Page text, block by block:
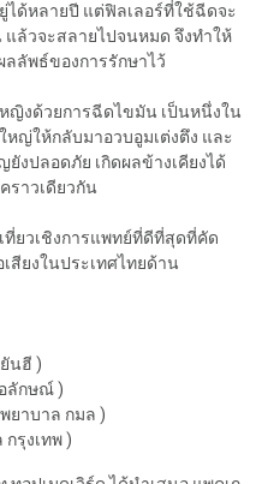
ด้หลายปี แต่ฟิลเลอร์ที่ใช้ฉีดจะ
แล้วจะสลายไปจนหมด จึงทำให้
ลลัพธ์ของการรักษาไว้
ญิงด้วยการฉีดไขมัน เป็นหนึ่งใน
ญ่ให้กลับมาอวบอูมเต่งตึง และ
งปลอดภัย เกิดผลข้างเคียงได้
ราวเดียวกัน
ที่ยวเชิงการแพทย์ที่ดีที่สุดที่คัด
ยงในประเทศไทยด้าน
นฮี )
อลักษณ์ )
ยาบาล กมล )
กรุงเทพ )